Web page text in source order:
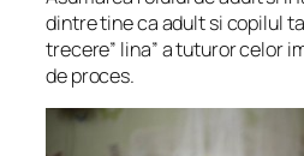
dintre tine ca adult si copilul
trecere” lina” a tuturor celor
de proces.